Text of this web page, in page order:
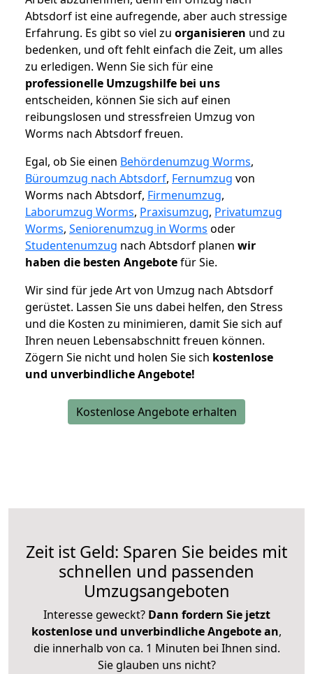
Abtsdorf ist eine aufregende, aber auch stressige
Erfahrung. Es gibt so viel zu organisieren und zu
bedenken, und oft fehlt einfach die Zeit, um alles
zu erledigen. Wenn Sie sich für eine
professionelle Umzugshilfe bei uns
entscheiden, können Sie sich auf einen
reibungslosen und stressfreien Umzug von
Worms nach Abtsdorf freuen.
Egal, ob Sie einen Behördenumzug Worms,
Büroumzug nach Abtsdorf, Fernumzug von
Worms nach Abtsdorf, Firmenumzug,
Laborumzug Worms, Praxisumzug, Privatumzug
Worms, Seniorenumzug in Worms oder
Studentenumzug nach Abtsdorf planen wir
haben die besten Angebotefür Sie.
Wir sind für jede Art von Umzug nach Abtsdorf
gerüstet. Lassen Sie uns dabei helfen, den Stress
und die Kosten zu minimieren, damit Sie sich auf
Ihren neuen Lebensabschnitt freuen können.
Zögern Sie nicht und holen Sie sich kostenlose
und unverbindliche Angebote!
Kostenlose Angebote erhalten
Zeit ist Geld: Sparen Sie beides mit
schnellen und passenden
Umzugsangeboten
Interesse geweckt? Dann fordern Sie jetzt
kostenlose und unverbindliche Angebote an,
die innerhalb von ca. 1 Minuten bei Ihnen sind.
Sie glauben uns nicht?